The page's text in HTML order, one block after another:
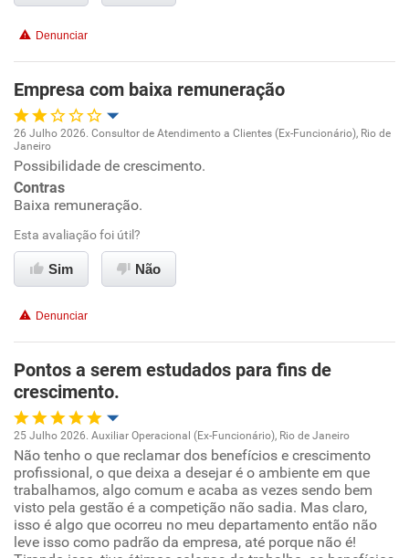
Benefícios
Recomenda esta empresa
Denunciar
Empresa com baixa remuneração
Oportunidade de promoção
Ambiente de trabalho
Conciliação com a vida familiar
Benefícios
Não recomenda a diretoria
26 Julho 2026. Consultor de Atendimento a Clientes (Ex-Funcionário), Rio de
Janeiro
Possibilidade de crescimento.
Contras
Baixa remuneração.
Esta avaliação foi útil?
Sim Não
Denunciar
Pontos a serem estudados para fins de
crescimento.
Oportunidade de promoção
Ambiente de trabalho
Conciliação com a vida familiar
25 Julho 2026. Auxiliar Operacional (Ex-Funcionário), Rio de Janeiro
Não tenho o que reclamar dos benefícios e crescimento
profissional, o que deixa a desejar é o ambiente em que
trabalhamos, algo comum e acaba as vezes sendo bem
visto pela gestão é a competição não sadia. Mas claro,
isso é algo que ocorreu no meu departamento então não
leve isso como padrão da empresa, até porque não é!